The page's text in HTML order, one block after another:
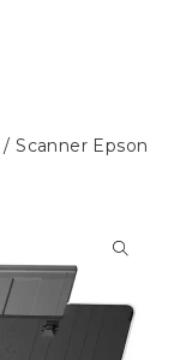
/ Scanner Epson